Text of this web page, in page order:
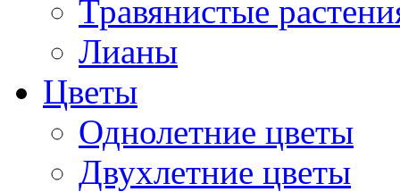
Травянистые
Лианы
Цветы
Однолетние цветы
Двухлетние цветы